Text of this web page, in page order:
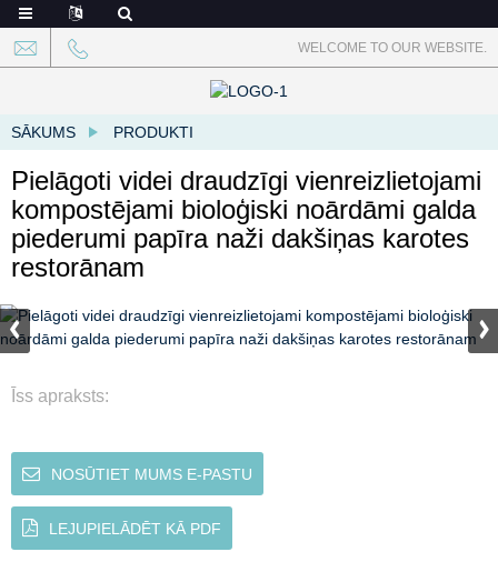
WELCOME TO OUR WEBSITE.
SĀKUMS PRODUKTI
Pielāgoti videi draudzīgi vienreizlietojami
kompostējami bioloģiski noārdāmi galda
piederumi papīra naži dakšiņas karotes
restorānam
Īss apraksts:
NOSŪTIET MUMS E-PASTU
LEJUPIELĀDĒT KĀ PDF